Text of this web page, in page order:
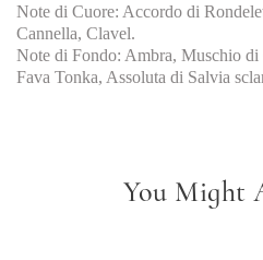
Note di Cuore: Accordo di
Cannella, Clavel.
Note di Fondo: Ambra, Muschio
Fava Tonka, Assoluta di Salvia
You Might